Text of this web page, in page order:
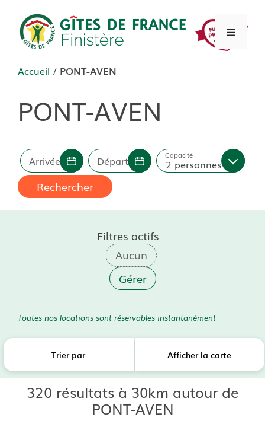
contenu
Menu
Accueil / PONT-AVEN
PONT-AVEN
Arrivée Départ 2 personnes
Capacité
Rechercher
Filtres actifs
Gérer
Toutes nos locations sont réservables instantanément
320 résultats à 30km autour de
PONT-AVEN
Trier par Afficher la carte